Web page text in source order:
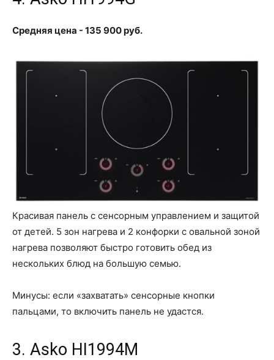
Средняя цена - 135 900 руб.
Красивая панель с сенсорным управлением и защитой
от детей. 5 зон нагрева и 2 конфорки с овальной зоной
нагрева позволяют быстро готовить обед из
нескольких блюд на большую семью.
Минусы: если «захватать» сенсорные кнопки
пальцами, то включить панель не удастся.
3. Asko HI1994M